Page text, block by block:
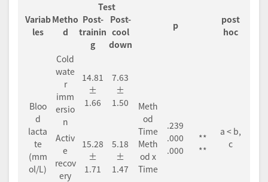
Variab
les
Metho
d
Test
p
post
hoc
Post-
trainin
g
Post-
cool
down
Bloo
d
lacta
te
(mm
ol/L)
Cold
wate
r
imm
ersio
n
14.81
±
1.66
7.63
±
1.50
Meth
od
Time
Meth
od x
Time
.239
.000
.000
**
**
a < b,
c
Activ
e
recov
ery
15.28
±
1.71
5.18
±
1.47